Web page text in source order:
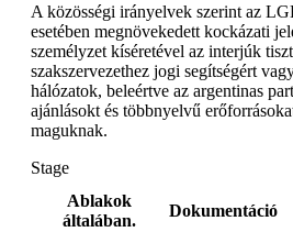
A közösségi irányelvek szerint az
esetében megnövekedett kockázati
személyzet kíséretével az interjúk
szakszervezethez jogi segítségért
hálózatok, beleértve az argentinas
ajánlásokt és többnyelvű
maguknak.
Stage
Ablakok
általában.
Dokumentáció